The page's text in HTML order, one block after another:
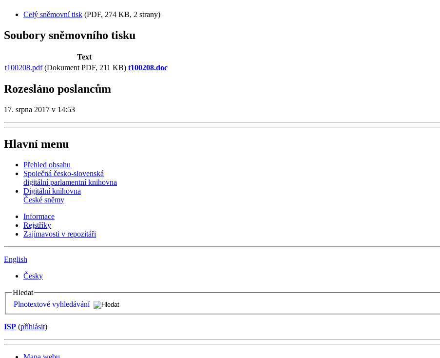
Celý sněmovní tisk (PDF, 274 KB, 2 strany)
Soubory sněmovního tisku
Text
t100208.pdf(Dokument PDF, 211 KB) t100208.doc
Rozesláno poslancům
17. srpna 2017 v 14:53
Hlavní menu
Přehled obsahu
Společná česko-slovenská
digitální parlamentní knihovna
Digitální knihovna
České sněmy
Informace
Rejstříky
Zajímavosti v repozitáři
English
Česky
Hledat
Plnotextové vyhledávání
ISP (příhlásit)